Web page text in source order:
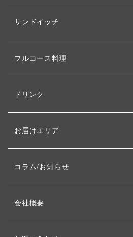
サンドイッチ
フルコース料理
ドリンク
お届けエリア
コラム/お知らせ
会社概要